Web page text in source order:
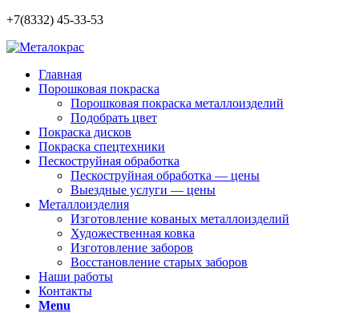
+7(8332) 45-33-53
Главная
Порошковая покраска
Порошковая покраска металлоизделий
Подобрать цвет
Покраска дисков
Покраска спецтехники
Пескоструйная обработка
Пескоструйная обработка — цены
Выездные услуги — цены
Металлоизделия
Изготовление кованых металлоизделий
Художественная ковка
Изготовление заборов
Восстановление старых заборов
Наши работы
Контакты
Menu